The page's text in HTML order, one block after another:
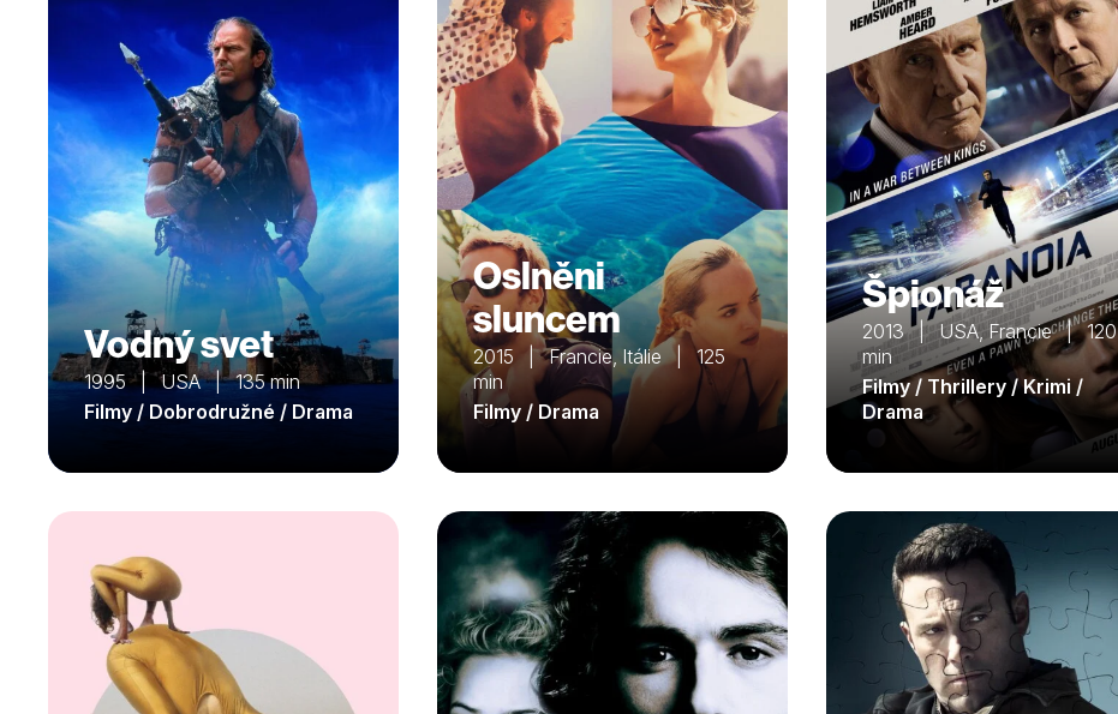
Vodný svet
1995 | USA | 135 min
Filmy / Dobrodružné / Drama
Oslněni
sluncem
2015 | Francie, Itálie | 125
min
Filmy / Drama
Špionáž
2013 | USA, Francie | 120
min
Filmy / Thrillery / Krimi /
Drama